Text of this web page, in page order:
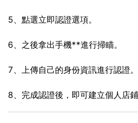
5、點選立即認證選項。
6、之後拿出手機**進行掃瞄。
7、上傳自己的身份資訊進行認證。
8、完成認證後，即可建立個人店鋪